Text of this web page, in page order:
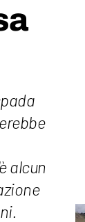
alcun